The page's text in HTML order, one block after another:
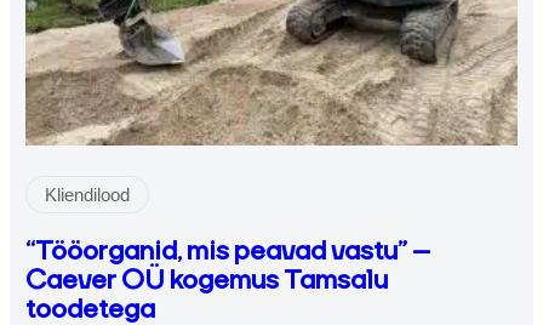
Kliendilood
“Tööorganid, mis peavad vastu” –
Caever OÜ kogemus Tamsalu
toodetega